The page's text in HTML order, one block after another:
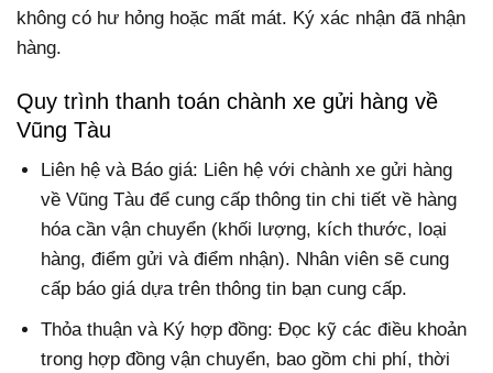
không có hư hỏng hoặc mất mát. Ký xác nhận đã nhận
hàng.
Quy trình thanh toán chành xe gửi hàng về
Vũng Tàu
Liên hệ và Báo giá: Liên hệ với chành xe gửi hàng
về Vũng Tàu để cung cấp thông tin chi tiết về hàng
hóa cần vận chuyển (khối lượng, kích thước, loại
hàng, điểm gửi và điểm nhận). Nhân viên sẽ cung
cấp báo giá dựa trên thông tin bạn cung cấp.
Thỏa thuận và Ký hợp đồng: Đọc kỹ các điều khoản
trong hợp đồng vận chuyển, bao gồm chi phí, thời